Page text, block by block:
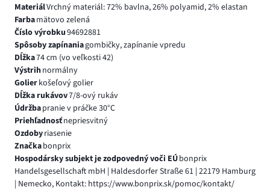
MateriálVrchný materiál: 72% bavlna, 26% polyamid, 2% elastan
Farbamätovo zelená
Číslo výrobku94692881
Spôsoby zapínaniagombičky, zapínanie vpredu
Dĺžka74 cm (vo veľkosti 42)
Výstrihnormálny
Golierkošeľový golier
Dĺžka rukávov7/8-ový rukáv
Údržbapranie v práčke 30°C
Priehľadnosťnepriesvitný
Ozdobyriasenie
Značkabonprix
Hospodársky subjekt je zodpovedný voči EÚbonprix
Handelsgesellschaft mbH | Haldesdorfer Straße 61 | 22179 Hamburg
| Nemecko, Kontakt: https://www.bonprix.sk/pomoc/kontakt/